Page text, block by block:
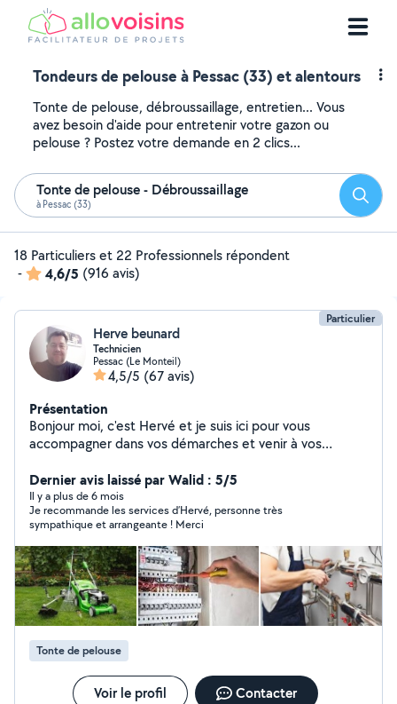
Tondeurs de pelouse à Pessac (33) et alentours
Tonte de pelouse, débroussaillage, entretien... Vous
avez besoin d'aide pour entretenir votre gazon ou
pelouse ? Postez votre demande en 2 clics...
Tonte de pelouse - Débroussaillage
à Pessac (33)
18 Particuliers et 22 Professionnels répondent
-
4,6/5 (916 avis)
Particulier
Herve beunard
Technicien
Pessac (Le Monteil)
4,5/5 (67 avis)
Présentation
Bonjour moi, c'est Hervé et je suis ici pour vous
accompagner dans vos démarches et venir à vos
également électricien de métier. Bien cordialement aux
plaisirs de faire des choses pour vous
Dernier avis laissé par Walid : 5/5
Il y a plus de 6 mois
Je recommande les services d’Hervé, personne très
sympathique et arrangeante ! Merci
Tonte de pelouse
Voir le profil Contacter